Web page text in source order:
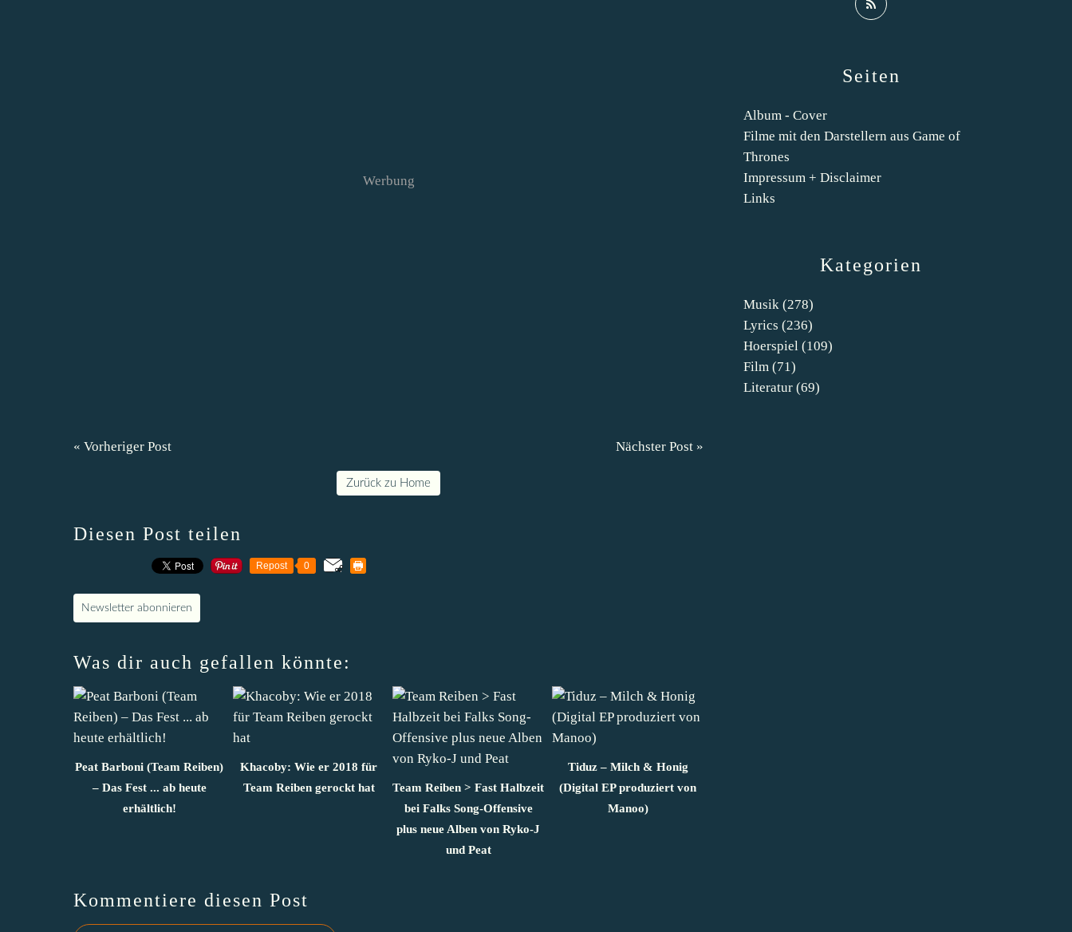
Werbung
« Vorheriger Post Nächster Post »
Zurück zu Home
Diesen Post teilen
Repost 0
Newsletter abonnieren
Was dir auch gefallen könnte:
Peat Barboni (Team Reiben)
– Das Fest ... ab heute
erhältlich!
Khacoby: Wie er 2018 für
Team Reiben gerockt hat
Team Reiben > Fast Halbzeit
bei Falks Song-Offensive
plus neue Alben von Ryko-J
und Peat
Tiduz – Milch & Honig
(Digital EP produziert von
Manoo)
Kommentiere diesen Post
Kategorien
Musik (278)
Lyrics (236)
Hoerspiel (109)
Film (71)
Literatur (69)
Seiten
Album - Cover
Filme mit den Darstellern aus Game of
Thrones
Impressum + Disclaimer
Links